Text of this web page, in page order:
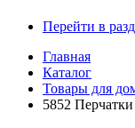
Перейти в
Главная
Каталог
Товары для
5852